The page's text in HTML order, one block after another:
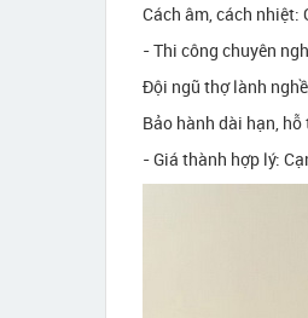
Cách âm, cách nhiệt:
- Thi công chuyên
Đội ngũ thợ lành
Bảo hành dài hạn,
- Giá thành hợp lý: